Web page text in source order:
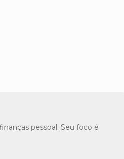
pessoal. Seu foco é